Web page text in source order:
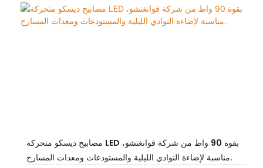
مصابيح ديسكو متحركة LED بقوة 90 واط من شركة قوانغتشو،
مناسبة لإضاءة النوادي الليلية والمستودعات ومعدات المسارح.